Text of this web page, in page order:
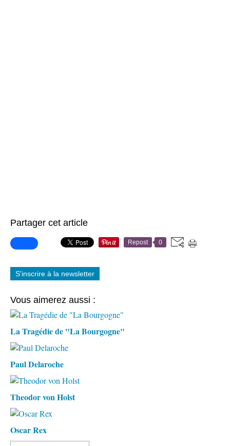
Partager cet article
Repost 0
S'inscrire à la newsletter
Vous aimerez aussi :
La Tragédie de "La Bourgogne"
Paul Delaroche
Theodor von Holst
Oscar Rex